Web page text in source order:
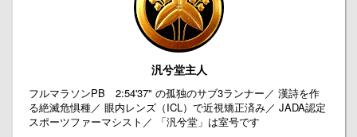
汎兮堂主人
フルマラソンPB 2:54'37" の孤独のサブ3ランナー／ 漢詩を作
る絶滅危惧種／ 眼内レンズ（ICL）で近視矯正済み／ JADA認定
スポーツファーマシスト／ 「汎兮堂」は室号です